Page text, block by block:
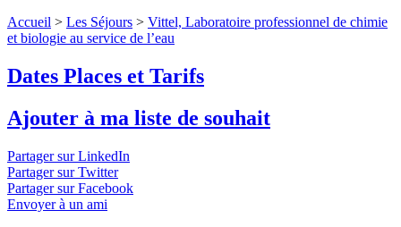
Vittel, Laboratoire professionnel de
chimie et biologie au service de l’eau
Niveaux 3 et 4
Sciences et Multi Sports. Venez suivre, avec du matériel
professionnel, l’évolution des cours d’eau face aux
changements climatiques. Découvrez la plongée, l'escrime,
Accueil > Les Séjours > Vittel, Laboratoire professionnel de chimie
et biologie au service de l’eau
Dates Places et Tarifs
Ajouter à ma liste de souhait
Partager sur LinkedIn
Partager sur Twitter
Partager sur Facebook
Envoyer à un ami